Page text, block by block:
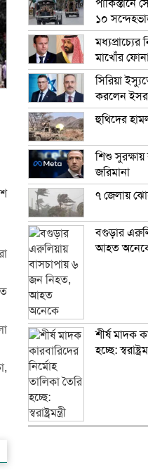
পাকিস্তানে
১০
মাখোঁর
সিরিয়া
করলেন
হুথিদের
শিশু
জরিমানা
৭ জেলায়
বগুড়ার
আহত
শীর্ষ মাদক
হচ্ছে: